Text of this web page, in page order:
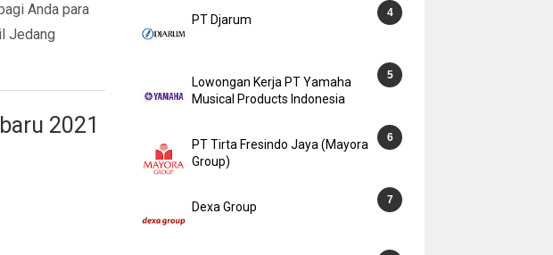
Anda para
Jedang
2021
PT Djarum
Lowongan Kerja PT Yamaha
Musical Products Indonesia
PT Tirta Fresindo Jaya (Mayora
Group)
Dexa Group